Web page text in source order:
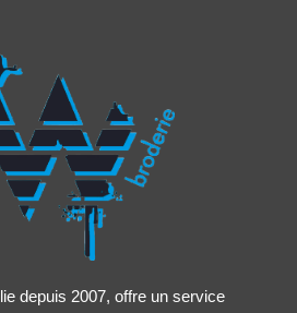
depuis 2007, offre un service